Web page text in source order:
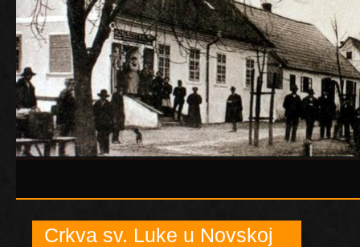
Crkva sv. Luke u Novskoj